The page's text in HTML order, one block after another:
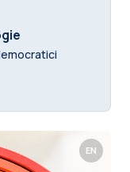
EN